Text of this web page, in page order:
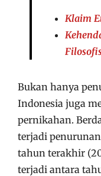
Klaim
Bukan hanya
Indonesia juga
pernikahan.
terjadi
tahun terakhir
terjadi antara